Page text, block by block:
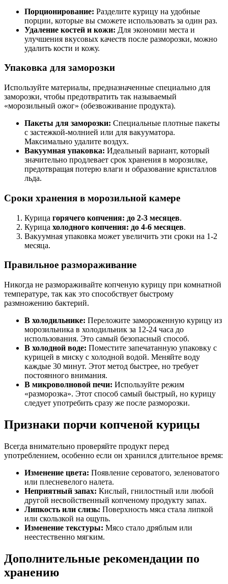
Порционирование: Разделите курицу на удобные
порции, которые вы сможете использовать за один раз.
Удаление костей и кожи: Для экономии места и
улучшения вкусовых качеств после разморозки, можно
удалить кости и кожу.
Упаковка для заморозки
Используйте материалы, предназначенные специально для
заморозки, чтобы предотвратить так называемый
«морозильный ожог» (обезвоживание продукта).
Пакеты для заморозки: Специальные плотные пакеты
с застежкой-молнией или для вакууматора.
Максимально удалите воздух.
Вакуумная упаковка: Идеальный вариант, который
значительно продлевает срок хранения в морозилке,
предотвращая потерю влаги и образование кристаллов
льда.
Сроки хранения в морозильной камере
Курица горячего копчения: до 2-3 месяцев.
Курица холодного копчения: до 4-6 месяцев.
Вакуумная упаковка может увеличить эти сроки на 1-2
месяца.
Правильное размораживание
Никогда не размораживайте копченую курицу при комнатной
температуре, так как это способствует быстрому
размножению бактерий.
В холодильнике: Переложите замороженную курицу из
морозильника в холодильник за 12-24 часа до
использования. Это самый безопасный способ.
В холодной воде: Поместите запечатанную упаковку с
курицей в миску с холодной водой. Меняйте воду
каждые 30 минут. Этот метод быстрее, но требует
постоянного внимания.
В микроволновой печи: Используйте режим
«разморозка». Этот способ самый быстрый, но курицу
следует употребить сразу же после разморозки.
Признаки порчи копченой курицы
Всегда внимательно проверяйте продукт перед
употреблением, особенно если он хранился длительное время:
Изменение цвета: Появление сероватого, зеленоватого
или плесневелого налета.
Неприятный запах: Кислый, гнилостный или любой
другой несвойственный копченому продукту запах.
Липкость или слизь: Поверхность мяса стала липкой
или скользкой на ощупь.
Изменение текстуры: Мясо стало дряблым или
неестественно мягким.
Дополнительные рекомендации по
хранению